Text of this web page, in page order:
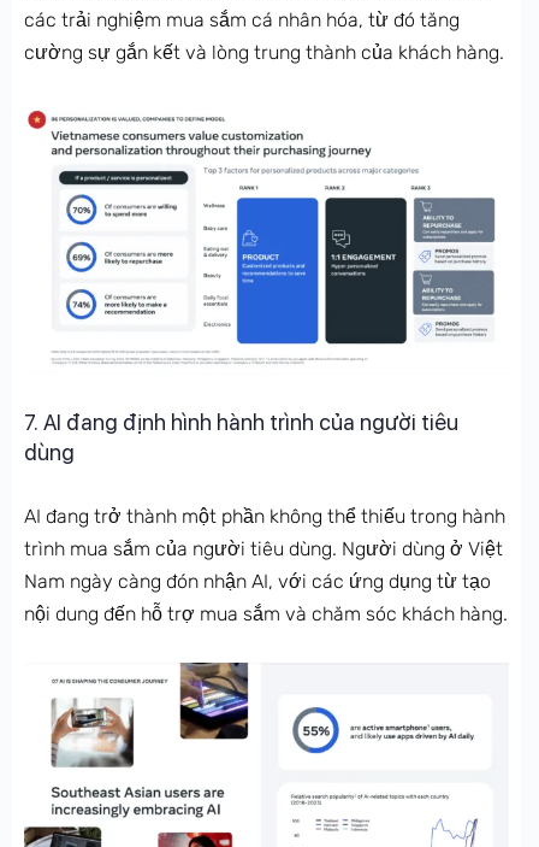
các trải nghiệm mua sắm cá nhân hóa, từ đó tăng
cường sự gắn kết và lòng trung thành của khách hàng.
7. AI đang định hình hành trình của người tiêu
dùng
AI đang trở thành một phần không thể thiếu trong hành
trình mua sắm của người tiêu dùng. Người dùng ở Việt
Nam ngày càng đón nhận AI, với các ứng dụng từ tạo
nội dung đến hỗ trợ mua sắm và chăm sóc khách hàng.